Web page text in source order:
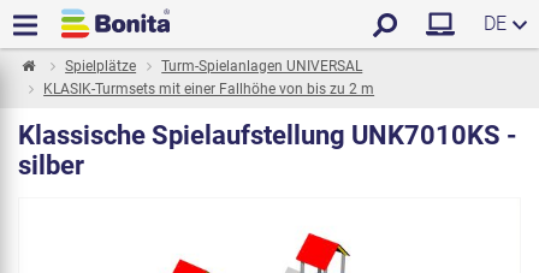
DE
Spielplätze
Turm-Spielanlagen UNIVERSAL
KLASIK-Turmsets mit einer Fallhöhe von bis zu 2 m
Klassische Spielaufstellung UNK7010KS -
silber